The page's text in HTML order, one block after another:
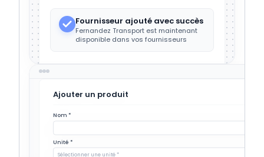
Fournisseur ajouté avec succès
Fernandez Transport est maintenant
disponible dans vos fournisseurs
Ajouter un produit
Nom *
Unité *
Sélectionner une unité *